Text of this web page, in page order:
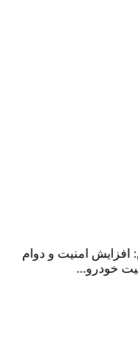
افزایش امنیت و دوام
خودرو...